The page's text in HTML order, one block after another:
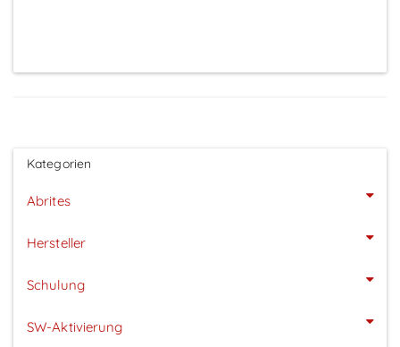
Kategorien
Abrites
Hersteller
Schulung
SW-Aktivierung